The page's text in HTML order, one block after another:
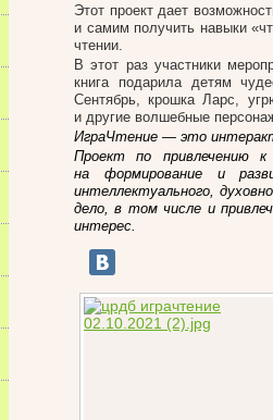
Этот проект дает
и самим получить навыки
чтении.
В этот раз участники
книга подарила детям
Сентябрь, крошка Ларс,
и другие волшебные
ИграЧтение — это
Проект по привлечению
на формирование и
интеллектуального,
дело, в том числе и
интерес.